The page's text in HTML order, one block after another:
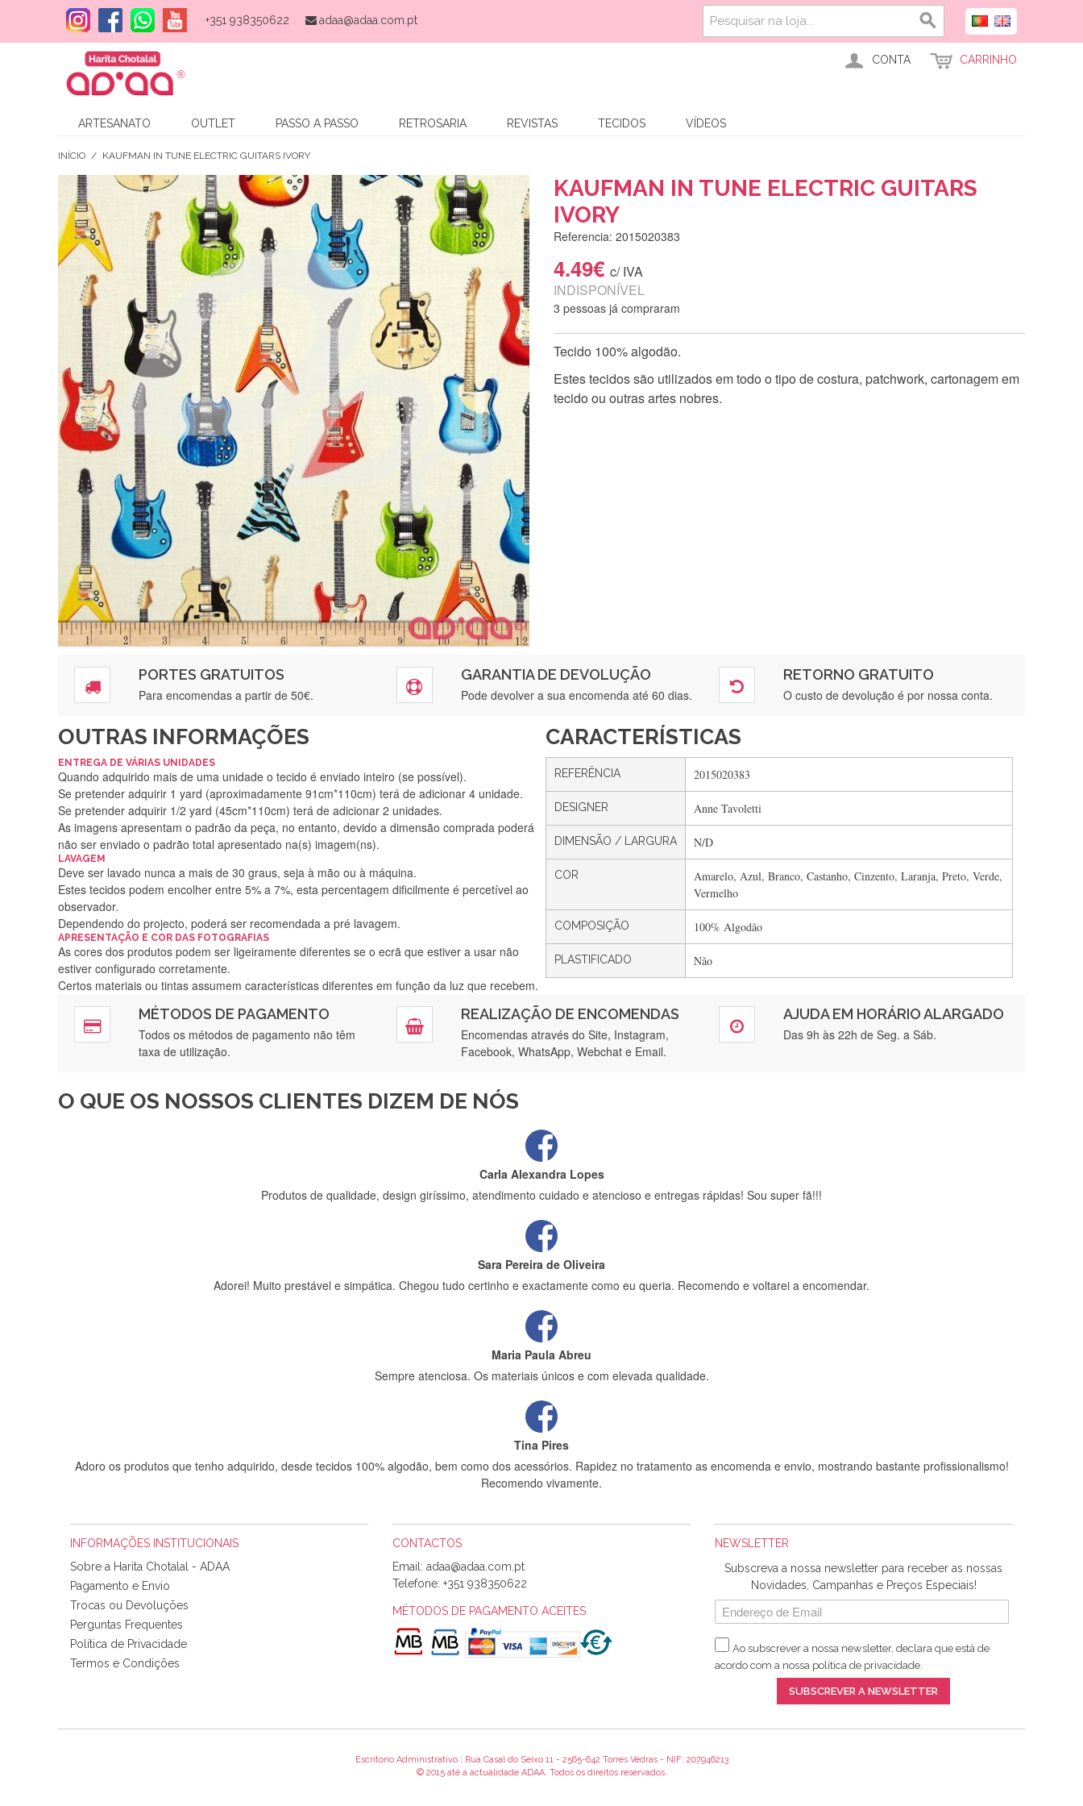
+351 938350622 adaa@adaa.com.pt
CONTA CARRINHO
ARTESANATO OUTLET PASSO A PASSO RETROSARIA REVISTAS TECIDOS VÍDEOS
INÍCIO / KAUFMAN IN TUNE ELECTRIC GUITARS IVORY
KAUFMAN IN TUNE ELECTRIC GUITARS
IVORY
Referencia: 2015020383
4.49€ c/ IVA
INDISPONÍVEL
3 pessoas já compraram
Tecido 100% algodão.
Estes tecidos são utilizados em todo o tipo de costura, patchwork, cartonagem em
tecido ou outras artes nobres.
PORTES GRATUITOS
Para encomendas a partir de 50€.
GARANTIA DE DEVOLUÇÃO
Pode devolver a sua encomenda até 60 dias.
RETORNO GRATUITO
O custo de devolução é por nossa conta.
OUTRAS INFORMAÇÕES
ENTREGA DE VÁRIAS UNIDADES
Quando adquirido mais de uma unidade o tecido é enviado inteiro (se possível).
Se pretender adquirir 1 yard (aproximadamente 91cm*110cm) terá de adicionar 4 unidade.
Se pretender adquirir 1/2 yard (45cm*110cm) terá de adicionar 2 unidades.
As imagens apresentam o padrão da peça, no entanto, devido a dimensão comprada poderá
não ser enviado o padrão total apresentado na(s) imagem(ns).
LAVAGEM
Deve ser lavado nunca a mais de 30 graus, seja à mão ou à máquina.
Estes tecidos podem encolher entre 5% a 7%, esta percentagem dificilmente é percetível ao
observador.
Dependendo do projecto, poderá ser recomendada a pré lavagem.
APRESENTAÇÃO E COR DAS FOTOGRAFIAS
As cores dos produtos podem ser ligeiramente diferentes se o ecrã que estiver a usar não
estiver configurado corretamente.
Certos materiais ou tintas assumem características diferentes em função da luz que recebem.
CARACTERÍSTICAS
REFERÊNCIA 2015020383
DESIGNER Anne Tavoletti
DIMENSÃO / LARGURA N/D
COR
Amarelo, Azul, Branco, Castanho, Cinzento, Laranja, Preto, Verde,
Vermelho
COMPOSIÇÃO 100% Algodão
PLASTIFICADO Não
MÉTODOS DE PAGAMENTO
Todos os métodos de pagamento não têm
taxa de utilização.
REALIZAÇÃO DE ENCOMENDAS
Encomendas através do Site, Instagram,
Facebook, WhatsApp, Webchat e Email.
AJUDA EM HORÁRIO ALARGADO
Das 9h às 22h de Seg. a Sáb.
O QUE OS NOSSOS CLIENTES DIZEM DE NÓS
Silvia Lopes
Encomenda direitinha. Rapidez e segurança. Volto a encomendar.
Gostei ,Serviço bastante rápido. recomendo
Filipa Freire
Rápido, atendimento 5*. Hoje chegará a segunda encomenda feita de muitas certamente❤️
Recebi a minha encomenda, rápida entrega e vinha muito bem protegida para o transporte, muito obrigada , serviço 5 estrelas
Carla Alexandra Lopes
Produtos de qualidade, design giríssimo, atendimento cuidado e atencioso e entregas rápidas! Sou super fã!!!
Sara Pereira de Oliveira
Adorei! Muito prestável e simpática. Chegou tudo certinho e exactamente como eu queria. Recomendo e voltarei a encomendar.
Maria Paula Abreu
Sempre atenciosa. Os materiais únicos e com elevada qualidade.
Tina Pires
Adoro os produtos que tenho adquirido, desde tecidos 100% algodão, bem como dos acessórios. Rapidez no tratamento as encomenda e envio, mostrando bastante profissionalismo!
Recomendo vivamente.
Sílvia Maria Bernardino Mestre
Informo que recebi hoje a encomenda, gostei muito dos tecidos.
Rosa Medeiros
Tudo chegou em condições, pois os produtos vieram muito bem acondicionados. Estou plenamente satisfeita com os produtos adquiridos. Relativamente à bolsa, tem um tecido com um
padrão e cores muito bonitas e a execução está perfeitíssima. Futuramente penso voltar a comprar na vossa loja, têm excelentes artigos a um preço muito justo. A expedição da
Alexandra Morais
INFORMAÇÕES INSTITUCIONAIS
Sobre a Harita Chotalal - ADAA
Pagamento e Envio
Trocas ou Devoluções
Perguntas Frequentes
Política de Privacidade
Termos e Condições
CONTACTOS
Email:
Telefone: +351 938350622
MÉTODOS DE PAGAMENTO ACEITES
NEWSLETTER
Subscreva a nossa newsletter para receber as nossas
Novidades, Campanhas e Preços Especiais!
Ao subscrever a nossa newsletter, declara que está de
acordo com a nossa política de privacidade.
SUBSCREVER A NEWSLETTER
Escritorio Administrativo : Rua Casal do Seixo 11 - 2565-642 Torres Vedras - NIF: 207946213
© 2015 até a actualidade ADAA. Todos os direitos reservados.